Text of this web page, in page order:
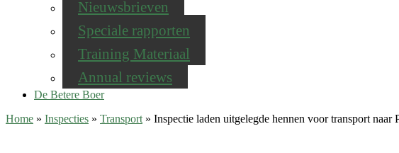
Nieuwsbrieven
Speciale rapporten
Training Materiaal
Annual reviews
De Betere Boer
Home » Inspecties » Transport » Inspectie laden uitgelegde hennen voor transport naar